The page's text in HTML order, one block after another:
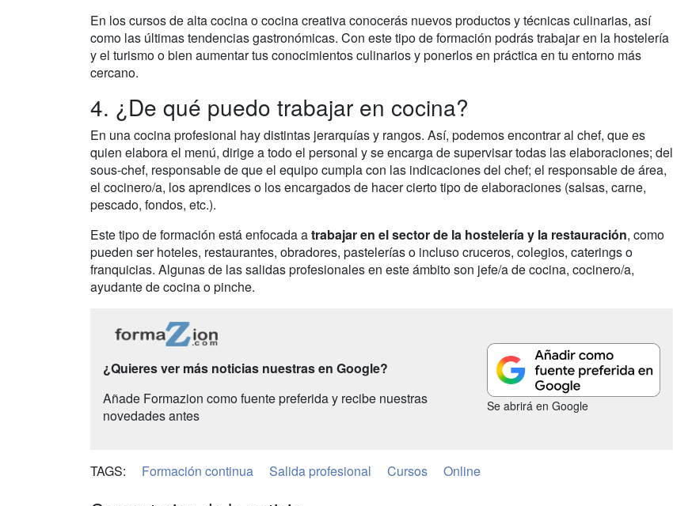
En los cursos de alta cocina o cocina creativa conocerás nuevos productos y técnicas culinarias, así
como las últimas tendencias gastronómicas. Con este tipo de formación podrás trabajar en la hostelería
y el turismo o bien aumentar tus conocimientos culinarios y ponerlos en práctica en tu entorno más
cercano.
4. ¿De qué puedo trabajar en cocina?
En una cocina profesional hay distintas jerarquías y rangos. Así, podemos encontrar al chef, que es
quien elabora el menú, dirige a todo el personal y se encarga de supervisar todas las elaboraciones; del
sous-chef, responsable de que el equipo cumpla con las indicaciones del chef; el responsable de área,
el cocinero/a, los aprendices o los encargados de hacer cierto tipo de elaboraciones (salsas, carne,
pescado, fondos, etc.).
Este tipo de formación está enfocada atrabajar en el sector de la hostelería y la restauración, como
pueden ser hoteles, restaurantes, obradores, pastelerías o incluso cruceros, colegios, caterings o
franquicias. Algunas de las salidas profesionales en este ámbito son jefe/a de cocina, cocinero/a,
ayudante de cocina o pinche.
¿Quieres ver más noticias nuestras en Google?
Añade Formazion como fuente preferida y recibe nuestras
novedades antes
Se abrirá en Google
TAGS: Formación continua Salida profesional Cursos Online